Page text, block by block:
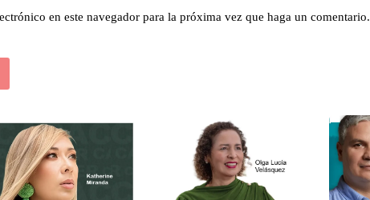
en este navegador para la próxima vez que haga un comentario.